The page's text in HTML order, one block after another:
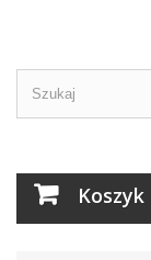
Koszyk